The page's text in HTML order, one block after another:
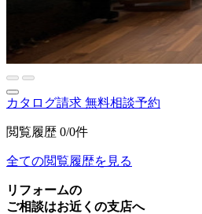
カタログ請求 無料相談予約
閲覧履歴 0/0件
全ての閲覧履歴を見る
リフォームの
ご相談はお近くの支店へ